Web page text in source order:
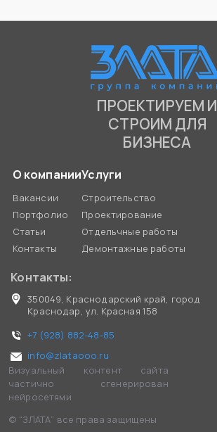
ПРОЕКТИРУЕМ И
СТРОИМ ДЛЯ
БИЗНЕСА
О компании
Вакансии
Портфолио
Статьи
Контакты
Услуги
Строительство
Проектирование
Отдельчные работы
Демонтажные работы
Контакты:
350049, Краснодарский край, город
Краснодар, ул. Красная 158
+7 (928) 882-48-85
info@zlataooo.ru
Визуальный контент сайта
частично сгенерирован
нейросетями
© “ЗЛАТА” все права защищены